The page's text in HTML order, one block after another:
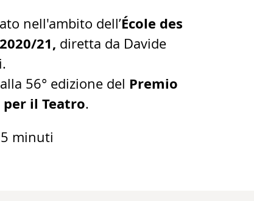
nell'ambito dell’École des
21, diretta da Davide
56° edizione del Premio
per il Teatro.
minuti